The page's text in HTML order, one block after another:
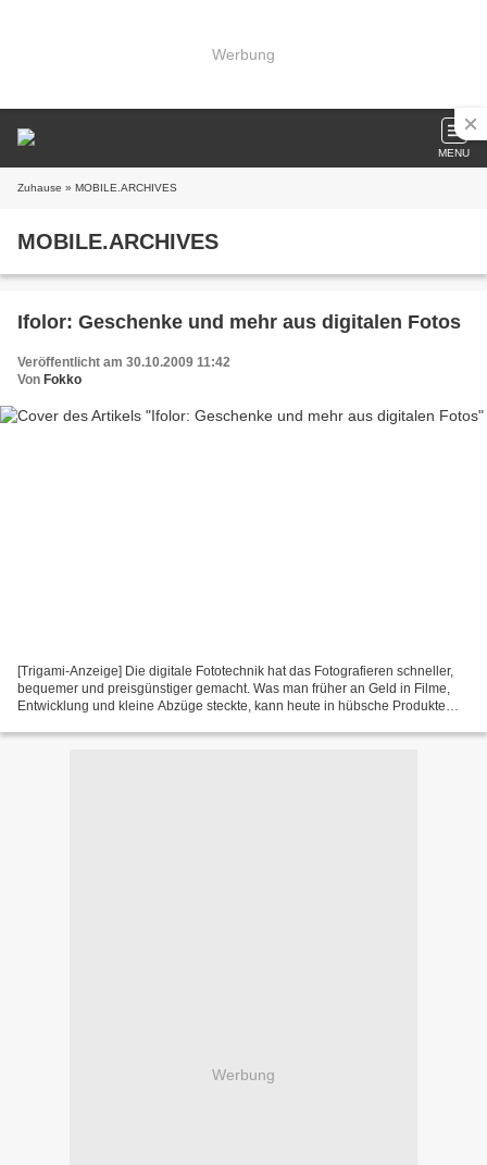
Werbung
MENU
Zuhause » MOBILE.ARCHIVES
MOBILE.ARCHIVES
Ifolor: Geschenke und mehr aus digitalen Fotos
Veröffentlicht am 30.10.2009 11:42
Von Fokko
[Trigami-Anzeige] Die digitale Fototechnik hat das Fotografieren schneller,
bequemer und preisgünstiger gemacht. Was man früher an Geld in Filme,
Entwicklung und kleine Abzüge steckte, kann heute in hübsche Produkte
Werbung